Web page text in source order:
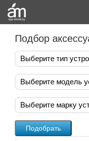
Подбор
Выберите тип
Выберите модель
Выберите марку